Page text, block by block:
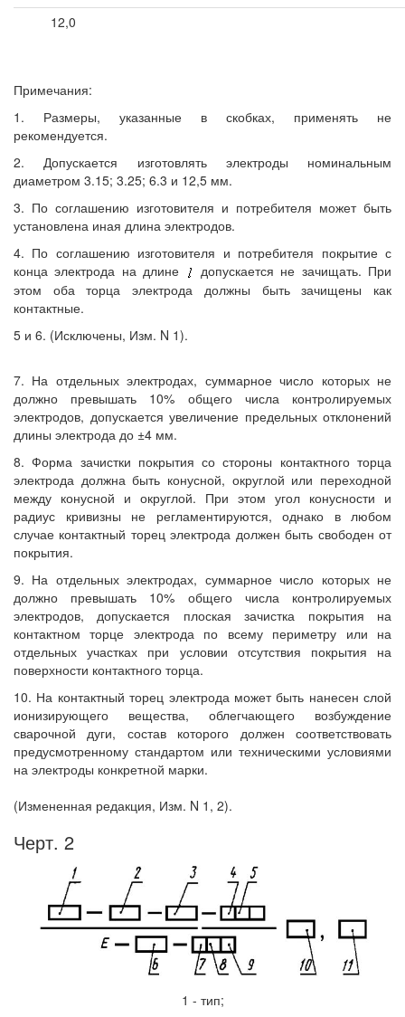
12,0
Примечания:
1. Размеры, указанные в скобках, применять не
рекомендуется.
2. Допускается изготовлять электроды номинальным
диаметром 3.15; 3.25; 6.3 и 12,5 мм.
3. По соглашению изготовителя и потребителя может быть
установлена иная длина электродов.
4. По соглашению изготовителя и потребителя покрытие с
конца электрода на длине
допускается не зачищать. При
этом оба торца электрода должны быть зачищены как
контактные.
5 и 6. (Исключены, Изм. N 1).
7. На отдельных электродах, суммарное число которых не
должно превышать 10% общего числа контролируемых
электродов, допускается увеличение предельных отклонений
длины электрода до ±4 мм.
8. Форма зачистки покрытия со стороны контактного торца
электрода должна быть конусной, округлой или переходной
между конусной и округлой. При этом угол конусности и
радиус кривизны не регламентируются, однако в любом
случае контактный торец электрода должен быть свободен от
покрытия.
9. На отдельных электродах, суммарное число которых не
должно превышать 10% общего числа контролируемых
электродов, допускается плоская зачистка покрытия на
контактном торце электрода по всему периметру или на
отдельных участках при условии отсутствия покрытия на
поверхности контактного торца.
10. На контактный торец электрода может быть нанесен слой
ионизирующего вещества, облегчающего возбуждение
сварочной дуги, состав которого должен соответствовать
предусмотренному стандартом или техническими условиями
на электроды конкретной марки.
(Измененная редакция, Изм. N 1, 2).
Черт. 2
1 - тип;